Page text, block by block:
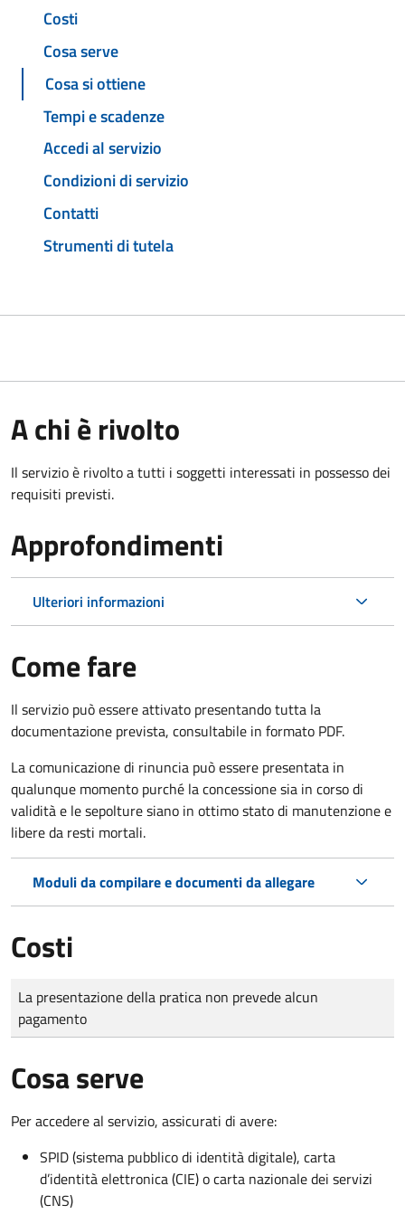
Costi
Cosa serve
Cosa si ottiene
Tempi e scadenze
Accedi al servizio
Condizioni di servizio
Contatti
Strumenti di tutela
A chi è rivolto
Il servizio è rivolto a tutti i soggetti interessati in possesso dei
requisiti previsti.
Approfondimenti
Ulteriori informazioni
Come fare
Il servizio può essere attivato presentando tutta la
documentazione prevista, consultabile in formato PDF.
La comunicazione di rinuncia può essere presentata in
qualunque momento purché la concessione sia in corso di
validità e le sepolture siano in ottimo stato di manutenzione e
libere da resti mortali.
Moduli da compilare e documenti da allegare
Costi
Tipo di pagamento
Importo
La presentazione della pratica non prevede alcun
pagamento
Cosa serve
Per accedere al servizio, assicurati di avere:
SPID (sistema pubblico di identità digitale), carta
d’identità elettronica (CIE) o carta nazionale dei servizi
(CNS)